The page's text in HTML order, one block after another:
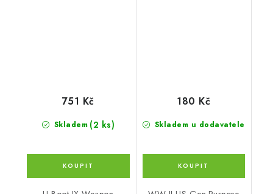
Skladem (2 ks)
751 Kč
Skladem u dodavatele
180 Kč